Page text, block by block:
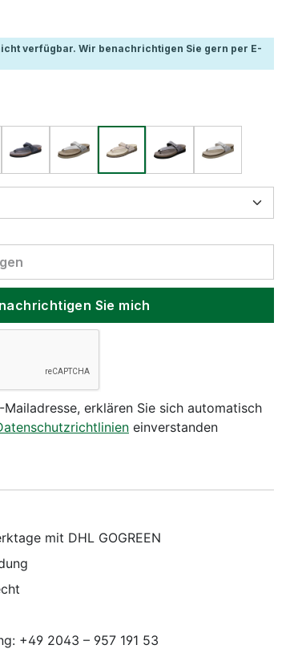
verfügbar. Wir benachrichtigen Sie gern per E-
Sie mich
erklären Sie sich automatisch
einverstanden
mit DHL GOGREEN
+49 2043 – 957 191 53